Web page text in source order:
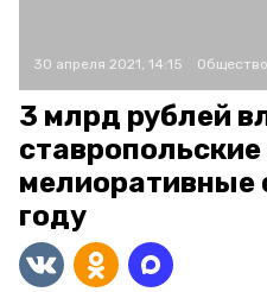
30 апреля 2021, 14:15 Общество
3 млрд рублей
ставропольские
мелиоративные
году